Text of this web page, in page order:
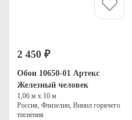
2 450 ₽
Обои 10650-01 Артекс
Железный человек
1,06 м х 10 м
Россия, Флизелин, Винил горячего
тиснения